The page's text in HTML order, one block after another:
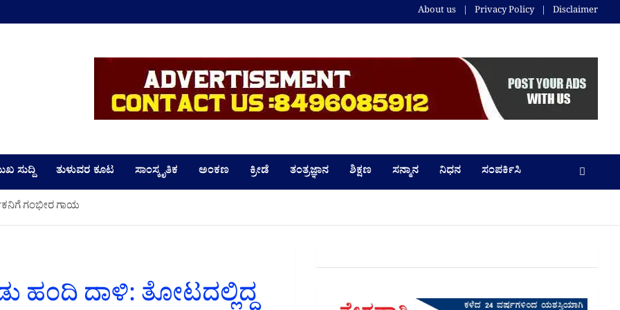
About us Privacy Policy Disclaimer
ಸುದ್ದಿ ತುಳುವರ ಕೂಟ ಸಾಂಸ್ಕೃತಿಕ ಅಂಕಣ ಕ್ರೀಡೆ ತಂತ್ರಜ್ಞಾನ ಶಿಕ್ಷಣ ಸನ್ಮಾನ ನಿಧನ ಸಂಪರ್ಕಿಸಿ
ಗಂಭೀರ ಗಾಯ
ಹಂದಿ ದಾಳಿ: ತೋಟದಲ್ಲಿದ್ದ